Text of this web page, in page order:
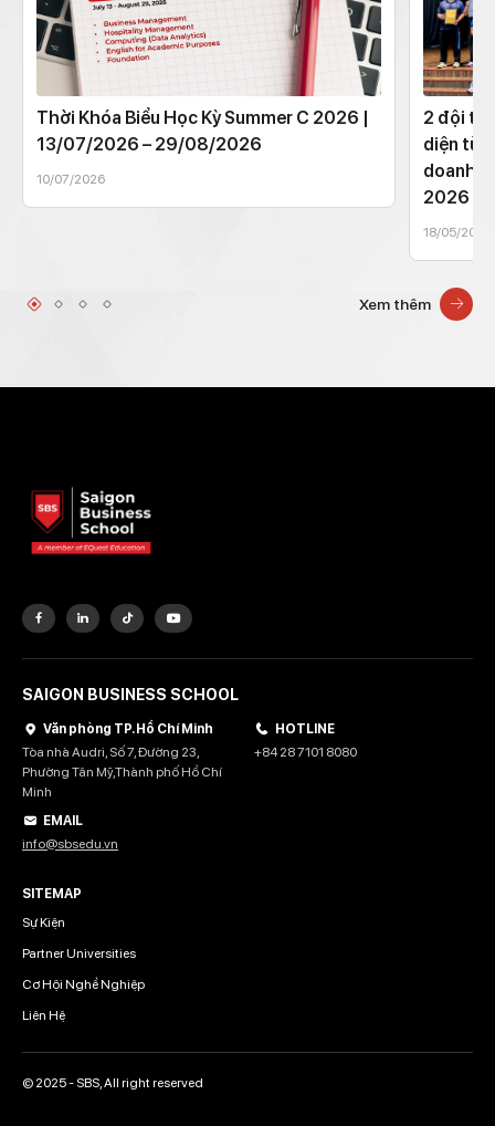
Thời Khóa Biểu Học Kỳ Summer C 2026 |
13/07/2026 – 29/08/2026
10/07/2026
2 đội thi
diện từ
doanh
2026
18/05/2026
Xem thêm
SAIGON BUSINESS SCHOOL
Văn phòng TP. Hồ Chí Minh
Tòa nhà Audri, Số 7, Đường 23,
Phường Tân Mỹ,Thành phố Hồ Chí
Minh
HOTLINE
+84 28 7101 8080
EMAIL
info@sbsedu.vn
SITEMAP
Sự Kiện
Partner Universities
Cơ Hội Nghề Nghiệp
Liên Hệ
© 2025 - SBS, All right reserved